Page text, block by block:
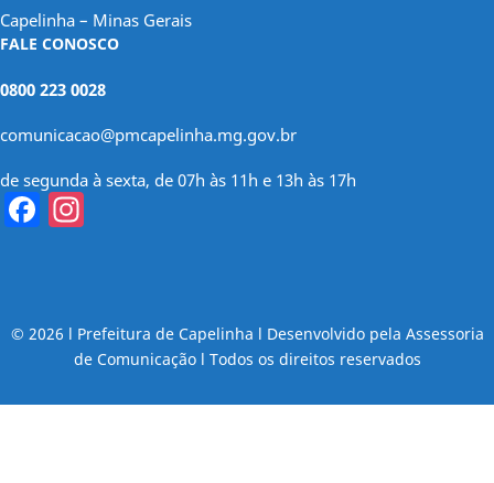
Capelinha – Minas Gerais
FALE CONOSCO
0800 223 0028
comunicacao@pmcapelinha.mg.gov.br
de segunda à sexta, de 07h às 11h e 13h às 17h
Facebook
© 2026 l Prefeitura de Capelinha l Desenvolvido pela Assessoria
de Comunicação l Todos os direitos reservados